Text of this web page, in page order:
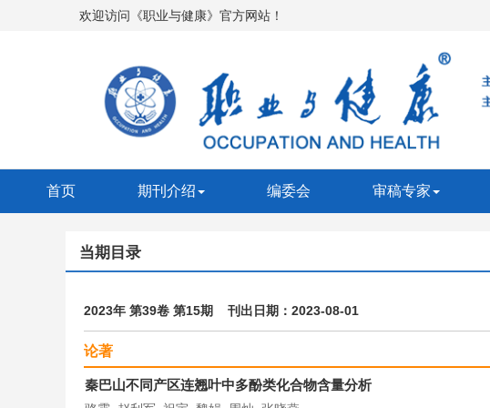
欢迎访问《职业与健康》官方网站！
首页 期刊介绍 编委会 审稿专家
当期目录
2023年 第39卷 第15期 刊出日期：2023-08-01
论著
秦巴山不同产区连翘叶中多酚类化合物含量分析